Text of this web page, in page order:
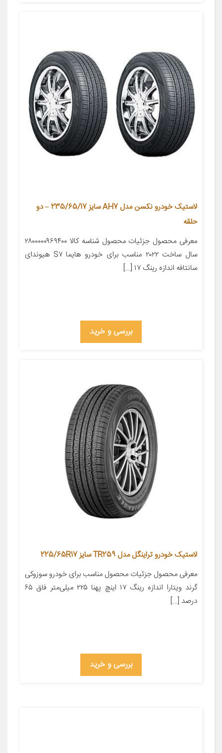
لاستیک خودرو نکسن مدل AH7 سایز 235/65/17 – دو
حلقه
معرفی محصول جزئیات محصول شناسه کالا ۲۸۰۰۰۰۰۹۶۹۴۰۰
سال ساخت ۲۰۲۲ مناسب برای خودرو هایما S۷ هیوندای
سانتافه اندازه رینگ ۱۷ […]
بررسی و خرید
لاستیک خودرو تراینگل مدل TR259 سایز 225/65R17
معرفی محصول جزئیات محصول مناسب برای خودرو سوزوکی
گرند ویتارا اندازه رینگ ۱۷ اینچ پهنا ۲۲۵ میلی‌متر فاق ۶۵
درصد […]
بررسی و خرید